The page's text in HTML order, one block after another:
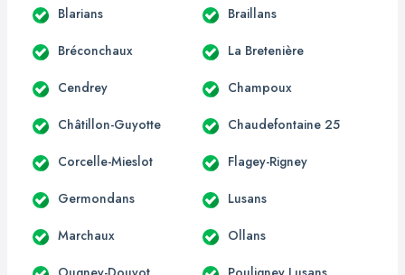
Blarians Braillans
Bréconchaux La Bretenière
Cendrey Champoux
Châtillon-Guyotte Chaudefontaine 25
Corcelle-Mieslot Flagey-Rigney
Germondans Lusans
Marchaux Ollans